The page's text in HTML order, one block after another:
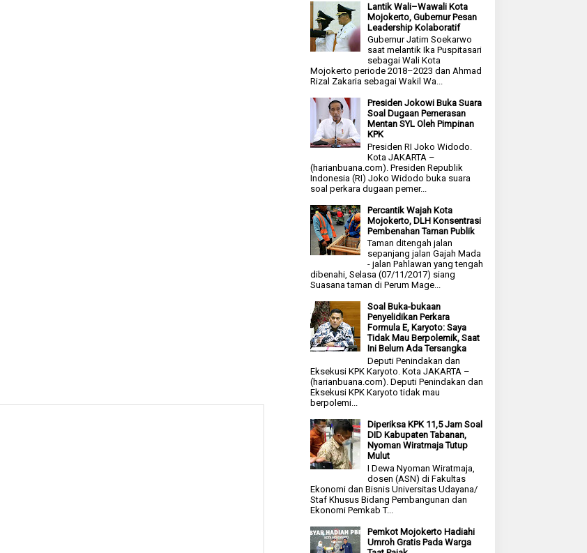
Lantik Wali–Wawali Kota
Mojokerto, Gubernur Pesan
Leadership Kolaboratif
Gubernur Jatim Soekarwo
saat melantik Ika Puspitasari
sebagai Wali Kota
Mojokerto periode 2018–2023 dan Ahmad
Rizal Zakaria sebagai Wakil Wa...
Presiden Jokowi Buka Suara
Soal Dugaan Pemerasan
Mentan SYL Oleh Pimpinan
KPK
Presiden RI Joko Widodo.
Kota JAKARTA –
(harianbuana.com). Presiden Republik
Indonesia (RI) Joko Widodo buka suara
soal perkara dugaan pemer...
Percantik Wajah Kota
Mojokerto, DLH Konsentrasi
Pembenahan Taman Publik
Taman ditengah jalan
sepanjang jalan Gajah Mada
- jalan Pahlawan yang tengah
dibenahi, Selasa (07/11/2017) siang
Suasana taman di Perum Mage...
Soal Buka-bukaan
Penyelidikan Perkara
Formula E, Karyoto: Saya
Tidak Mau Berpolemik, Saat
Ini Belum Ada Tersangka
Deputi Penindakan dan
Eksekusi KPK Karyoto. Kota JAKARTA –
(harianbuana.com). Deputi Penindakan dan
Eksekusi KPK Karyoto tidak mau
berpolemi...
Diperiksa KPK 11,5 Jam Soal
DID Kabupaten Tabanan,
Nyoman Wiratmaja Tutup
Mulut
I Dewa Nyoman Wiratmaja,
dosen (ASN) di Fakultas
Ekonomi dan Bisnis Universitas Udayana/
Staf Khusus Bidang Pembangunan dan
Ekonomi Pemkab T...
Pemkot Mojokerto Hadiahi
Umroh Gratis Pada Warga